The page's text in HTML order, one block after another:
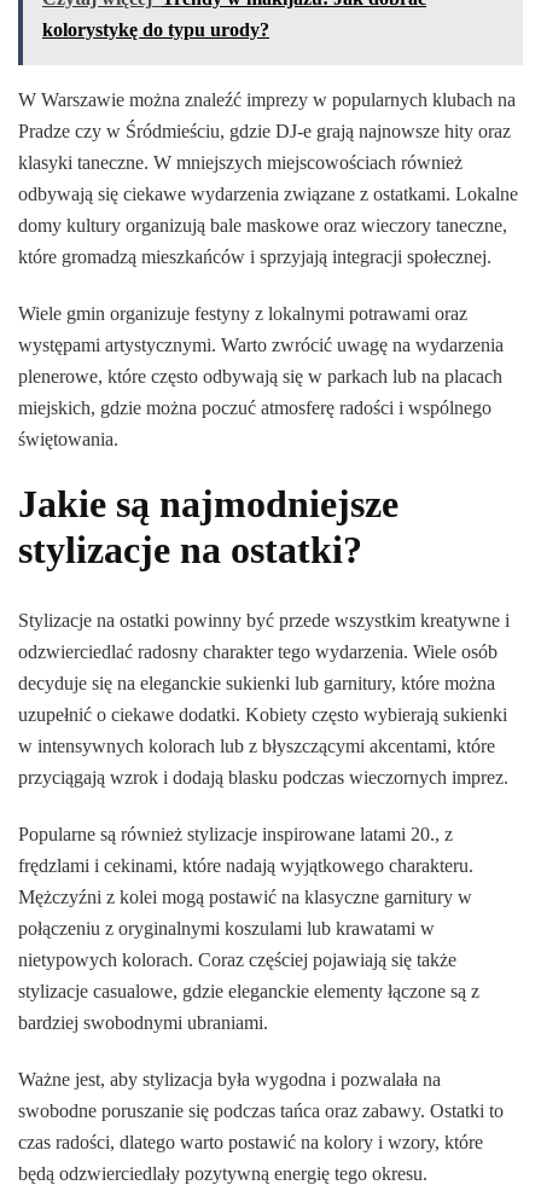
kolorystykę do typu urody?
W Warszawie można znaleźć imprezy w popularnych klubach na
Pradze czy w Śródmieściu, gdzie DJ-e grają najnowsze hity oraz
klasyki taneczne. W mniejszych miejscowościach również
odbywają się ciekawe wydarzenia związane z ostatkami. Lokalne
domy kultury organizują bale maskowe oraz wieczory taneczne,
które gromadzą mieszkańców i sprzyjają integracji społecznej.
Wiele gmin organizuje festyny z lokalnymi potrawami oraz
występami artystycznymi. Warto zwrócić uwagę na wydarzenia
plenerowe, które często odbywają się w parkach lub na placach
miejskich, gdzie można poczuć atmosferę radości i wspólnego
świętowania.
Jakie są najmodniejsze
stylizacje na ostatki?
Stylizacje na ostatki powinny być przede wszystkim kreatywne i
odzwierciedlać radosny charakter tego wydarzenia. Wiele osób
decyduje się na eleganckie sukienki lub garnitury, które można
uzupełnić o ciekawe dodatki. Kobiety często wybierają sukienki
w intensywnych kolorach lub z błyszczącymi akcentami, które
przyciągają wzrok i dodają blasku podczas wieczornych imprez.
Popularne są również stylizacje inspirowane latami 20., z
frędzlami i cekinami, które nadają wyjątkowego charakteru.
Mężczyźni z kolei mogą postawić na klasyczne garnitury w
połączeniu z oryginalnymi koszulami lub krawatami w
nietypowych kolorach. Coraz częściej pojawiają się także
stylizacje casualowe, gdzie eleganckie elementy łączone są z
bardziej swobodnymi ubraniami.
Ważne jest, aby stylizacja była wygodna i pozwalała na
swobodne poruszanie się podczas tańca oraz zabawy. Ostatki to
czas radości, dlatego warto postawić na kolory i wzory, które
będą odzwierciedlały pozytywną energię tego okresu.